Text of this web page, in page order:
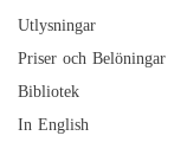
Utlysningar
Priser och Belöningar
Bibliotek
In English